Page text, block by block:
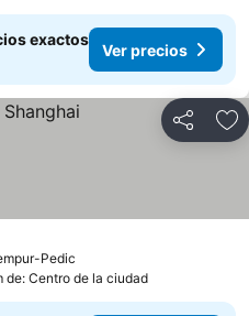
exactos
Ver precios
Compartir
Pedic
de: Centro de la ciudad